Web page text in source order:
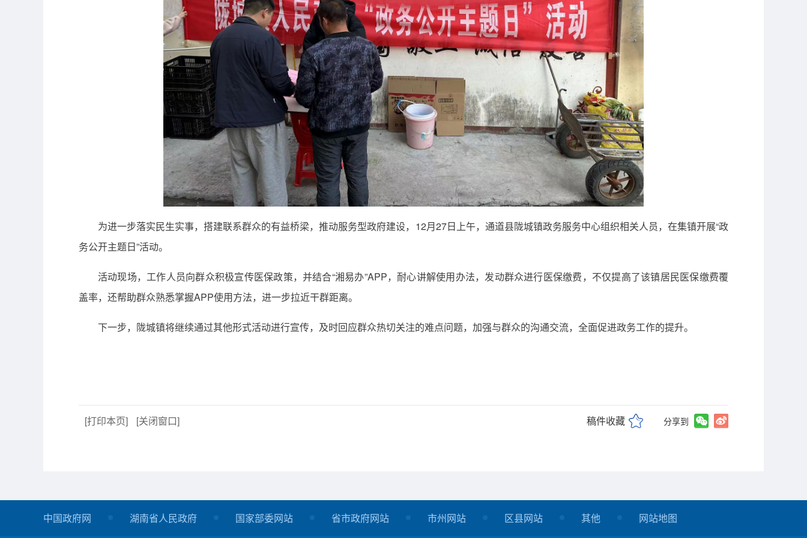
为进一步落实民生实事，搭建联系群众的有益桥梁，推动服务型政府建设，12月27日上午，通道县陇城镇政务服务中心组织相关人员，在集镇开展“政
务公开主题日”活动。
活动现场，工作人员向群众积极宣传医保政策，并结合“湘易办”APP，耐心讲解使用办法，发动群众进行医保缴费，不仅提高了该镇居民医保缴费覆
盖率，还帮助群众熟悉掌握APP使用方法，进一步拉近干群距离。
下一步，陇城镇将继续通过其他形式活动进行宣传，及时回应群众热切关注的难点问题，加强与群众的沟通交流，全面促进政务工作的提升。
[打印本页] [关闭窗口] 稿件收藏 分享到
中国政府网 湖南省人民政府 国家部委网站 省市政府网站 市州网站 区县网站 其他 网站地图